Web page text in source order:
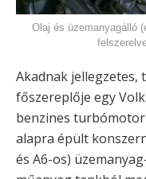
Olaj és üzemanyagálló
Akadnak jellegzetes,
főszereplője egy
benzines turbómotor
alapra épült
és A6-os)